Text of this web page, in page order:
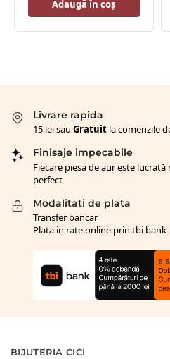
Adaugă în coș
Livrare rapida
15 lei sau Gratuit la comenzile
Finisaje impecabile
Fiecare piesa de aur este
perfect
Modalitati de plata
Transfer bancar
Plata in rate online prin tbi bank
BIJUTERIA CICI